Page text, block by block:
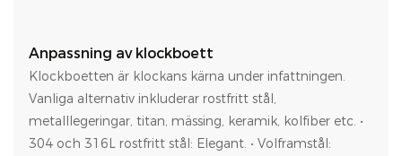
Anpassning av klockboett
Klockboetten är klockans kärna under infattningen.
Vanliga alternativ inkluderar rostfritt stål,
metalllegeringar, titan, mässing, keramik, kolfiber etc. •
304 och 316L rostfritt stål: Elegant. • Volframstål: